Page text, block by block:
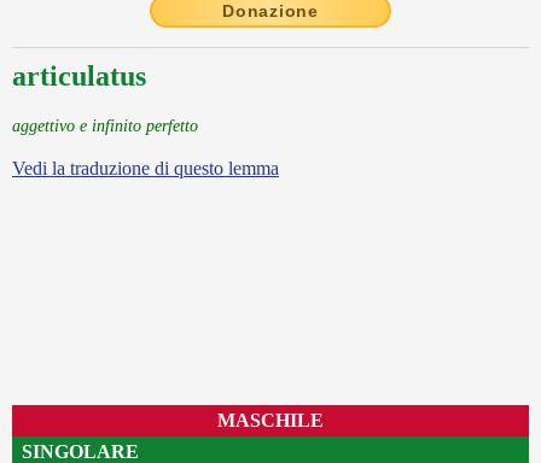
Donazione
articulatus
aggettivo e infinito perfetto
Vedi la traduzione di questo lemma
MASCHILE
SINGOLARE